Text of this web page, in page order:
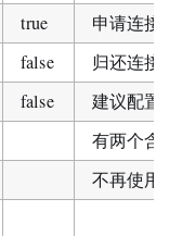
true
申请连接
false
归还连接
false
建议配置
有两个含
不再使用